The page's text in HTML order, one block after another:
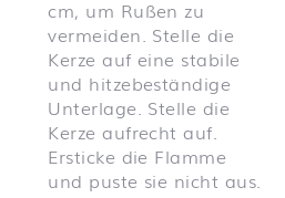
cm, um Rußen zu
vermeiden. Stelle die
Kerze auf eine stabile
und hitzebeständige
Unterlage. Stelle die
Kerze aufrecht auf.
Ersticke die Flamme
und puste sie nicht aus.